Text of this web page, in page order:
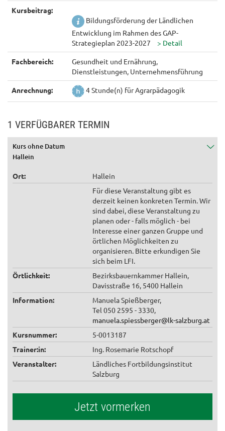
Kursbeitrag:
Bildungsförderung der Ländlichen
Entwicklung im Rahmen des GAP-
Strategieplan 2023-2027
Fachbereich:
Gesundheit und Ernährung,
Dienstleistungen, Unternehmensführung
Anrechnung: 4 Stunde(n) für Agrarpädagogik
1 VERFÜGBARER TERMIN
Kurs ohne Datum
Hallein
Ort:
Hallein
Für diese Veranstaltung gibt es
derzeit keinen konkreten Termin. Wir
sind dabei, diese Veranstaltung zu
planen oder - falls möglich - bei
Interesse einer ganzen Gruppe und
örtlichen Möglichkeiten zu
organisieren. Bitte erkundigen Sie
sich beim LFI.
Örtlichkeit:
Bezirksbauernkammer Hallein,
Davisstraße 16, 5400 Hallein
Information:
Manuela Spießberger,
Tel 050 2595 - 3330,
manuela.spiessberger@lk-salzburg.at
Kursnummer:
5-0013187
Trainer:in:
Ing. Rosemarie Rotschopf
Veranstalter:
Ländliches Fortbildungsinstitut
Salzburg
Jetzt vormerken